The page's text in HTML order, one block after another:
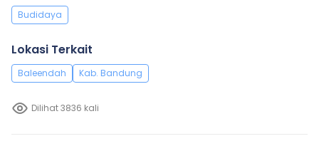
Budidaya
Lokasi Terkait
Baleendah Kab. Bandung
Dilihat 3836 kali